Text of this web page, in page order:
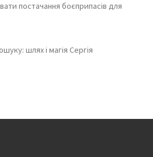
постачання боєприпасів для
шлях і магія Сергія